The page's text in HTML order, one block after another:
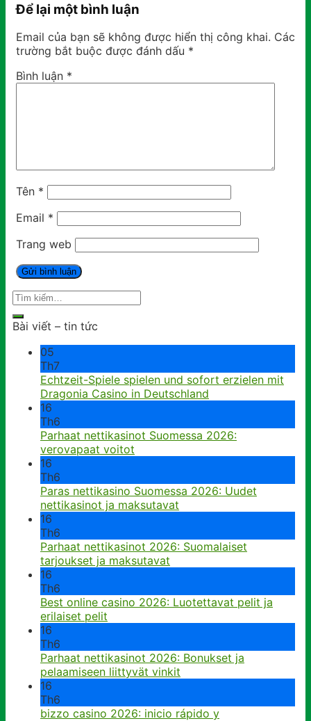
Để lại một bình luận
Email của bạn sẽ không được hiển thị công khai. Các
trường bắt buộc được đánh dấu *
Bình luận *
Tên *
Email *
Trang web
Bài viết – tin tức
05
Th7
Echtzeit-Spiele spielen und sofort erzielen mit
Dragonia Casino in Deutschland
16
Th6
Parhaat nettikasinot Suomessa 2026:
verovapaat voitot
16
Th6
Paras nettikasino Suomessa 2026: Uudet
nettikasinot ja maksutavat
16
Th6
Parhaat nettikasinot 2026: Suomalaiset
tarjoukset ja maksutavat
16
Th6
Best online casino 2026: Luotettavat pelit ja
erilaiset pelit
16
Th6
Parhaat nettikasinot 2026: Bonukset ja
pelaamiseen liittyvät vinkit
16
Th6
bizzo casino 2026: inicio rápido y